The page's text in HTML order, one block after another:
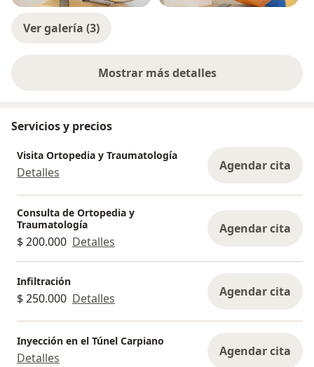
Ver galería (3)
Mostrar más detalles
sobre la experiencia
Servicios y precios
Visita Ortopedia y Traumatología
Detalles Agendar cita
Consulta de Ortopedia y
Traumatología
$ 200.000 Detalles
Agendar cita
Infiltración
$ 250.000 Detalles Agendar cita
Inyección en el Túnel Carpiano
Detalles Agendar cita